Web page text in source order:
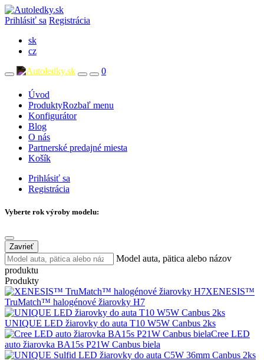
Prihlásiť sa Registrácia
sk
cz
0
Úvod
ProduktyRozbaľ menu
Konfigurátor
Blog
O nás
Partnerské predajné miesta
Košík
Prihlásiť sa
Registrácia
Vyberte rok výroby modelu:
Zavrieť
Model auta, pätica alebo názov
produktu
Produkty
XENESIS™
TruMatch™ halogénové žiarovky H7
UNIQUE LED žiarovky do auta T10 W5W Canbus 2ks
Cree LED
auto žiarovka BA15s P21W Canbus biela